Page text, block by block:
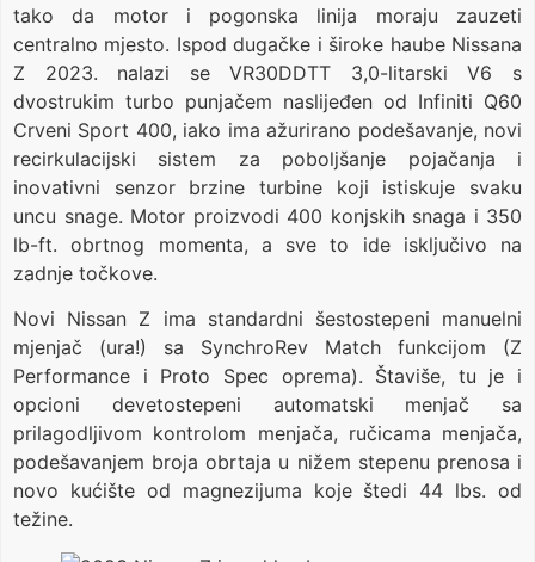
tako da motor i pogonska linija moraju zauzeti
centralno mjesto. Ispod dugačke i široke haube Nissana
Z 2023. nalazi se VR30DDTT 3,0-litarski V6 s
dvostrukim turbo punjačem naslijeđen od Infiniti Q60
Crveni Sport 400, iako ima ažurirano podešavanje, novi
recirkulacijski sistem za poboljšanje pojačanja i
inovativni senzor brzine turbine koji istiskuje svaku
uncu snage. Motor proizvodi 400 konjskih snaga i 350
lb-ft. obrtnog momenta, a sve to ide isključivo na
zadnje točkove.
Novi Nissan Z ima standardni šestostepeni manuelni
mjenjač (ura!) sa SynchroRev Match funkcijom (Z
Performance i Proto Spec oprema). Štaviše, tu je i
opcioni devetostepeni automatski menjač sa
prilagodljivom kontrolom menjača, ručicama menjača,
podešavanjem broja obrtaja u nižem stepenu prenosa i
novo kućište od magnezijuma koje štedi 44 lbs. od
težine.